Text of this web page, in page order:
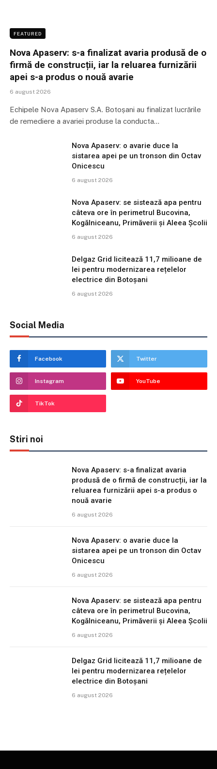
FEATURED
Nova Apaserv: s-a finalizat avaria produsă de o
firmă de construcții, iar la reluarea furnizării
apei s-a produs o nouă avarie
6 august 2026
Echipele Nova Apaserv S.A. Botoșani au finalizat lucrările
de remediere a avariei produse la conducta…
Nova Apaserv: o avarie duce la
sistarea apei pe un tronson din Octav
Onicescu
6 august 2026
Nova Apaserv: se sistează apa pentru
câteva ore în perimetrul Bucovina,
Kogălniceanu, Primăverii și Aleea Școlii
6 august 2026
Delgaz Grid licitează 11,7 milioane de
lei pentru modernizarea rețelelor
electrice din Botoșani
6 august 2026
Social Media
Facebook Twitter
Instagram YouTube
TikTok
Stiri noi
Nova Apaserv: s-a finalizat avaria
produsă de o firmă de construcții, iar la
reluarea furnizării apei s-a produs o
nouă avarie
6 august 2026
Nova Apaserv: o avarie duce la
sistarea apei pe un tronson din Octav
Onicescu
6 august 2026
Nova Apaserv: se sistează apa pentru
câteva ore în perimetrul Bucovina,
Kogălniceanu, Primăverii și Aleea Școlii
6 august 2026
Delgaz Grid licitează 11,7 milioane de
lei pentru modernizarea rețelelor
electrice din Botoșani
6 august 2026